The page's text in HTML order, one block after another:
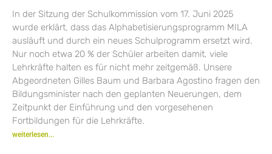
In der Sitzung der Schulkommission vom 17. Juni 2025
wurde erklärt, dass das Alphabetisierungsprogramm MILA
ausläuft und durch ein neues Schulprogramm ersetzt wird.
Nur noch etwa 20 % der Schüler arbeiten damit, viele
Lehrkräfte halten es für nicht mehr zeitgemäß. Unsere
Abgeordneten Gilles Baum und Barbara Agostino fragen den
Bildungsminister nach den geplanten Neuerungen, dem
Zeitpunkt der Einführung und den vorgesehenen
Fortbildungen für die Lehrkräfte.
weiterlesen...